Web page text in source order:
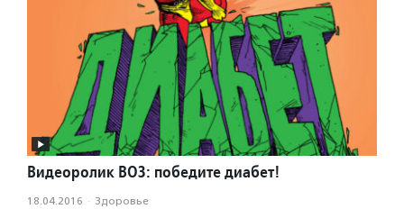
Видеоролик ВОЗ: победите диабет!
18.04.2016 · Здоровье